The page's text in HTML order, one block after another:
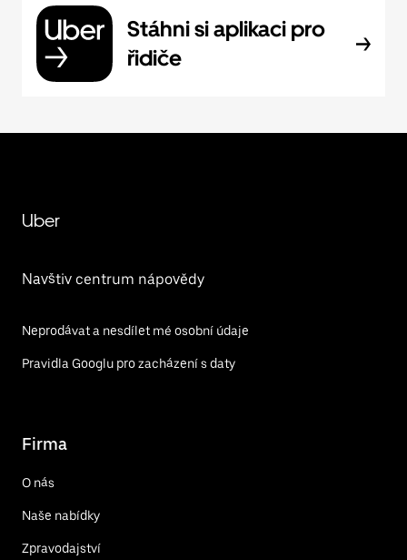
Stáhni si aplikaci pro
řidiče
Uber
Navštiv centrum nápovědy
Neprodávat a nesdílet mé osobní údaje
Pravidla Googlu pro zacházení s daty
Firma
O nás
Naše nabídky
Zpravodajství